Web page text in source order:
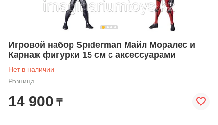
Игровой набор Spiderman Майл Моралес и
Карнаж фигурки 15 см с аксессуарами
Нет в наличии
Розница
14 900 ₸